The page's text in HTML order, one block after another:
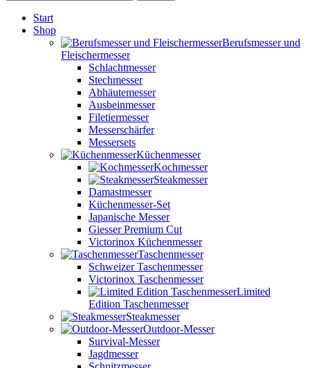
Start
Shop
Berufsmesser und
Fleischermesser
Schlachtmesser
Stechmesser
Abhäutemesser
Ausbeinmesser
Filetiermesser
Messerschärfer
Messersets
Küchenmesser
Kochmesser
Steakmesser
Damastmesser
Küchenmesser-Set
Japanische Messer
Giesser Premium Cut
Victorinox Küchenmesser
Taschenmesser
Schweizer Taschenmesser
Victorinox Taschenmesser
Limited
Edition Taschenmesser
Steakmesser
Outdoor-Messer
Survival-Messer
Jagdmesser